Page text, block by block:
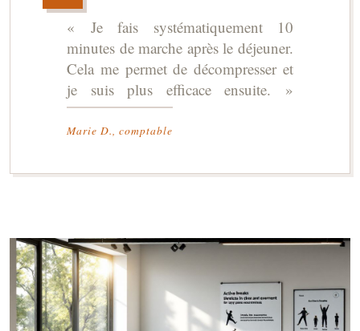
« Je fais systématiquement 10
minutes de marche après le déjeuner.
Cela me permet de décompresser et
je suis plus efficace ensuite. »
Marie D., comptable